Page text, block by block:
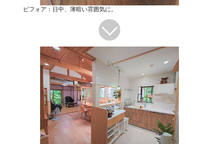
ビフォア：日中、薄暗い雰囲気に。